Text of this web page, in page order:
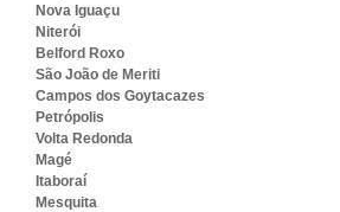
Nova Iguaçu
Niterói
Belford Roxo
São João de Meriti
Campos dos Goytacazes
Petrópolis
Volta Redonda
Magé
Itaboraí
Mesquita